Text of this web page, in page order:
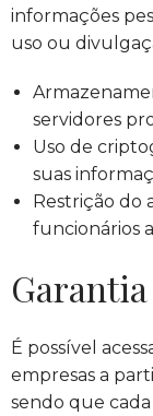
informações
uso ou
servidores
Uso de
suas
Restrição do
funcionários
É possível
empresas a
sendo que